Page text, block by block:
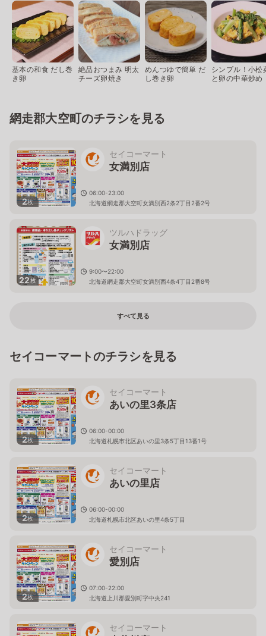
基本の和食 だし巻
き卵
絶品おつまみ 明太
チーズ卵焼き
めんつゆで簡単 だ
し巻き卵
シンプル！小松
と卵の中華炒め
網走郡大空町のチラシを見る
2枚
セイコーマート
女満別店
06:00-23:00
北海道網走郡大空町女満別西2条2丁目2番2号
22枚
ツルハドラッグ
女満別店
9:00〜22:00
北海道網走郡大空町女満別西4条4丁目2番8号
すべて見る
セイコーマートのチラシを見る
2枚
セイコーマート
あいの里3条店
06:00-00:00
北海道札幌市北区あいの里3条5丁目13番1号
2枚
セイコーマート
あいの里店
06:00-00:00
北海道札幌市北区あいの里4条5丁目
2枚
セイコーマート
愛別店
07:00-22:00
北海道上川郡愛別町字中央241
セイコーマート